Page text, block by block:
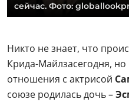
сейчас. Фото:
Никто не знает, что
Крида-Майлзасегодня,
отношения с актрисой
союзе родилась дочь –